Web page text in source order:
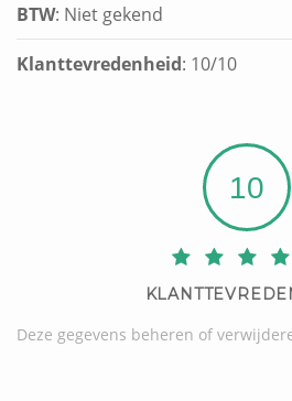
BTW: Niet gekend
Klanttevredenheid: 10/10
10
Deze gegevens beheren of